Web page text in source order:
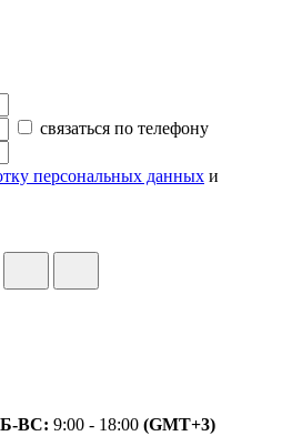
связаться по телефону
персональных данных и
ВС: 9:00 - 18:00 (GMT+3)